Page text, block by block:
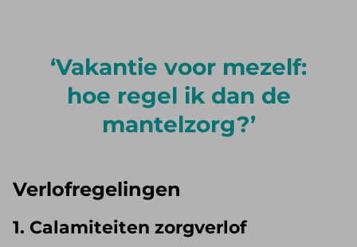
Vakantie voor mezelf:
hoe regel ik dan de
mantelzorg?
Verlofregelingen
1. Calamiteiten zorgverlof